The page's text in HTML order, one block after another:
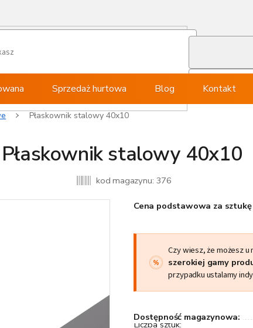
Sprzedaż hurtowa Blog Kontakt
Płaskownik stalowy 40x10
Płaskownik stalowy 40x10
kod magazynu: 376
Cena podstawowa za sztukę
Czy wiesz, że możesz
szerokiej gamy
przypadku ustalamy
Dostępność magazynowa: